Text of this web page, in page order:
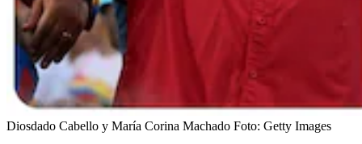
Diosdado Cabello y María Corina Machado Foto: Getty Images